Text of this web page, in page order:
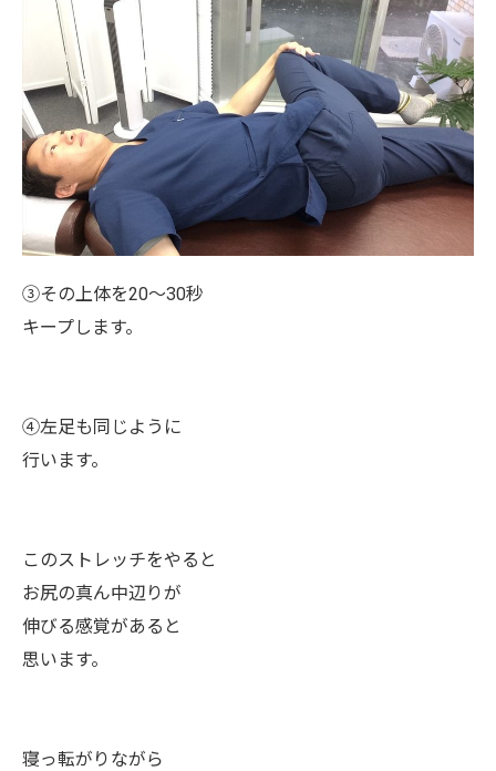
③その上体を20～30秒
キープします。
④左足も同じように
行います。
このストレッチをやると
お尻の真ん中辺りが
伸びる感覚があると
思います。
寝っ転がりながら